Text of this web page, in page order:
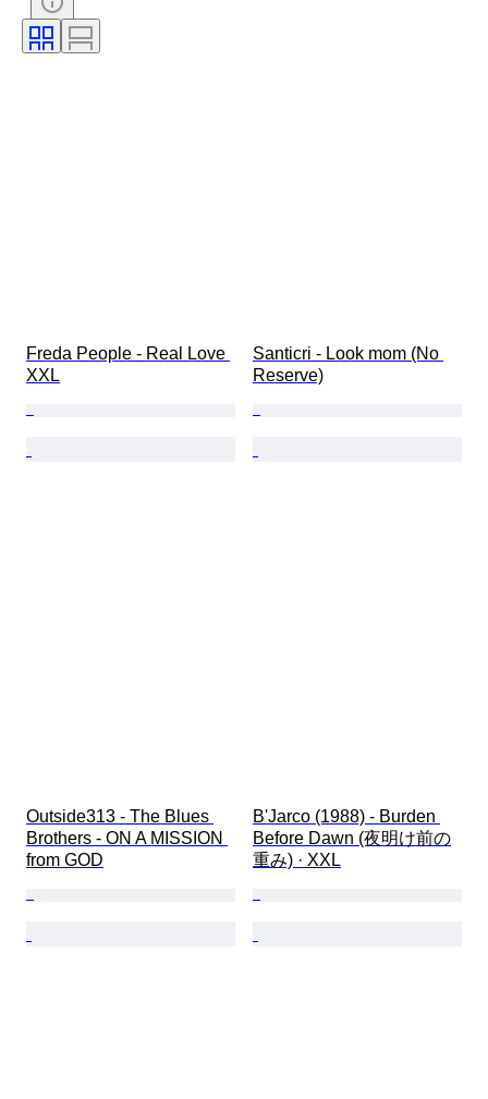
Freda People - Real Love
XXL
Santicri - Look mom (No
Reserve)
Outside313 - The Blues
Brothers - ON A MISSION
from GOD
B'Jarco (1988) - Burden
Before Dawn (夜明け前の
重み) · XXL